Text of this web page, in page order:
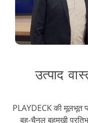
उत्पाद
PLAYDECK की मूलभूत
बहु-चैनल बहुमुखी